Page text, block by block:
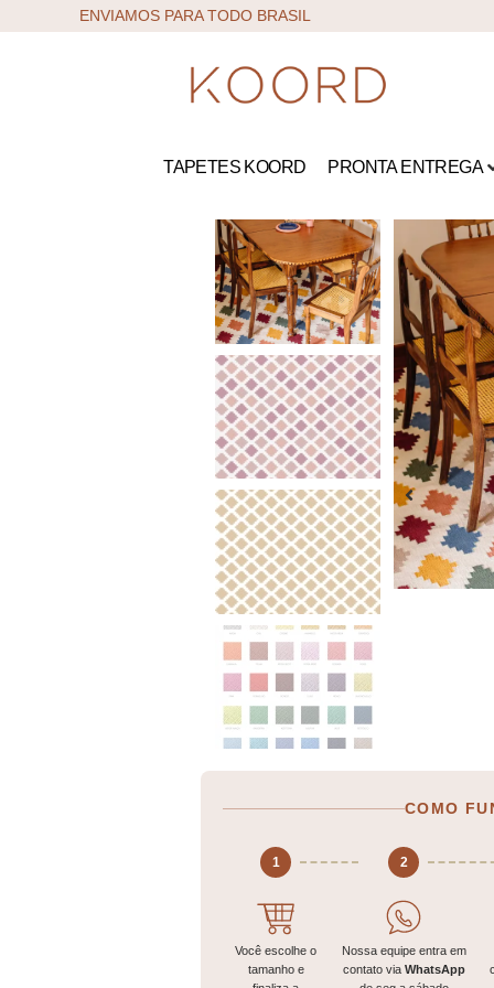
ENVIAMOS PARA TODO BRASIL
TAPETES KOORD PRONTA ENTREGA
COMO
1
Você escolhe o
tamanho e
2
Nossa equipe entra em
contato via WhatsApp